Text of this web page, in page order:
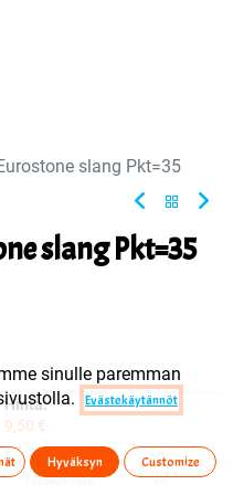
Hinta:
9,50 €
Tuoteryhmä(t)
slang Pkt=35
slang Pkt=35
sinulle paremman
Evästekäytännöt
Hyväksyn Customize